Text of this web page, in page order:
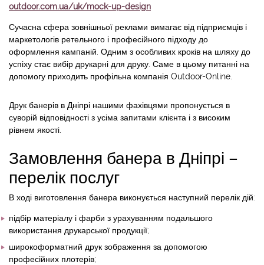
outdoor.com.ua/uk/mock-up-design
Сучасна сфера зовнішньої реклами вимагає від підприємців і
маркетологів ретельного і професійного підходу до
оформлення кампаній. Одним з особливих кроків на шляху до
успіху стає вибір друкарні для друку. Саме в цьому питанні на
допомогу приходить профільна компанія Outdoor-Online.
Друк банерів в Дніпрі нашими фахівцями пропонується в
суворій відповідності з усіма запитами клієнта і з високим
рівнем якості.
Замовлення банера в Дніпрі –
перелік послуг
В ході виготовлення банера виконується наступний перелік дій:
підбір матеріалу і фарби з урахуванням подальшого
використання друкарської продукції;
широкоформатний друк зображення за допомогою
професійних плотерів;